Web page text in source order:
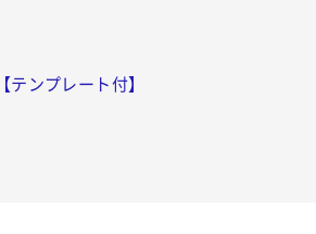
テンプレート付】